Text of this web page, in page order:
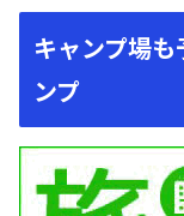
キャンプ場
ンプ